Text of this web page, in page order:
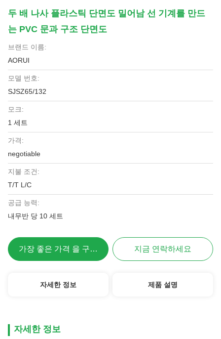
두 배 나사 플라스틱 단면도 밀어남 선 기계를 만드
는 PVC 문과 구조 단면도
브랜드 이름:
AORUI
모델 번호:
SJSZ65/132
모크:
1 세트
가격:
negotiable
지불 조건:
T/T L/C
공급 능력:
내무반 당 10 세트
가장 좋은 가격 을 구하라 지금 연락하세요
자세한 정보 제품 설명
자세한 정보